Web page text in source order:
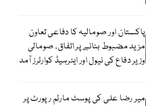
پاکستان اور صومالیہ کا دفاعی تعاون
مزید مضبوط بنانے پر اتفاق، صومالی
وزیر دفاع کی نیول اور ایئرہیڈ کوارٹرز آمد
میر رضا علی کی پوسٹ مارٹم رپورٹ پر